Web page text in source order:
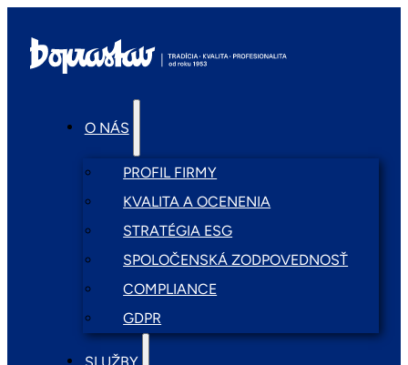
O NÁS
PROFIL FIRMY
KVALITA A OCENENIA
STRATÉGIA ESG
SPOLOČENSKÁ ZODPOVEDNOSŤ
COMPLIANCE
GDPR
SLUŽBY